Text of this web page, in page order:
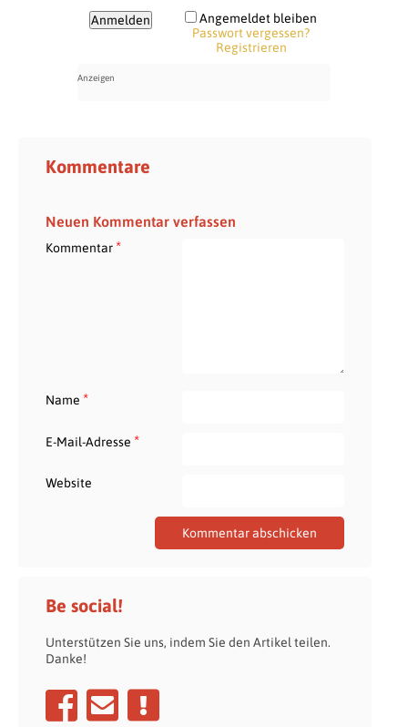
Angemeldet bleiben
Passwort vergessen?
Registrieren
Kommentare
Neuen Kommentar verfassen
Kommentar*
Name *
E-Mail-Adresse *
Website
Be social!
Unterstützen Sie uns, indem Sie den Artikel teilen.
Danke!